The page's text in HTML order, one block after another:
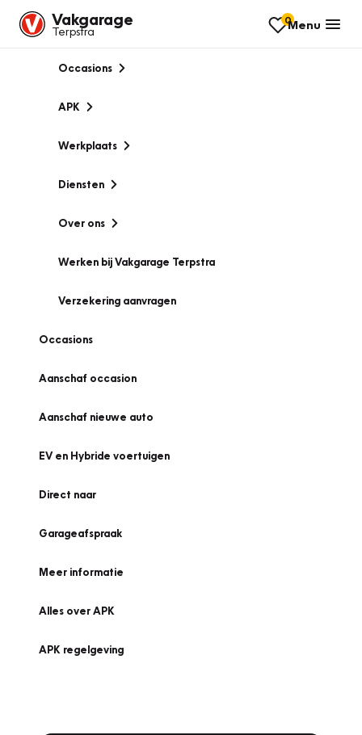
Vakgarage
Terpstra
0Menu
Occasions
APK
Werkplaats
Diensten
Over ons
Werken bij Vakgarage Terpstra
Verzekering aanvragen
Occasions
Aanschaf occasion
Aanschaf nieuwe auto
EV en Hybride voertuigen
Direct naar
Garageafspraak
Meer informatie
Alles over APK
APK regelgeving